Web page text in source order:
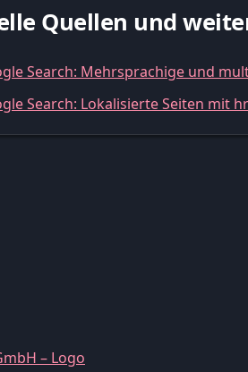
Quellen und
Search: Mehrsprachige und
Search: Lokalisierte Seiten mit